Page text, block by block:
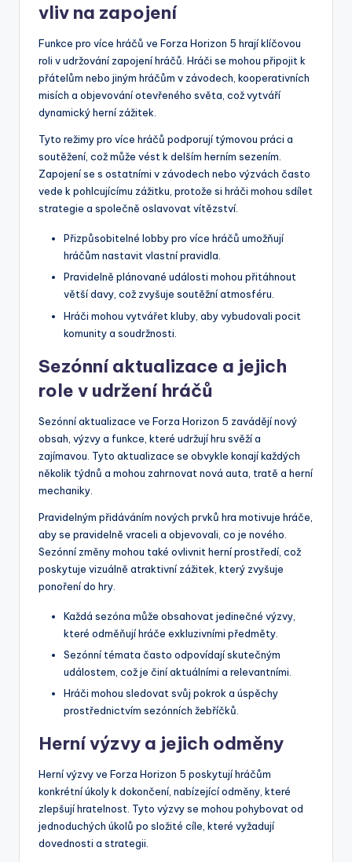
vliv na zapojení
Funkce pro více hráčů ve Forza Horizon 5 hrají klíčovou
roli v udržování zapojení hráčů. Hráči se mohou připojit k
přátelům nebo jiným hráčům v závodech, kooperativních
misích a objevování otevřeného světa, což vytváří
dynamický herní zážitek.
Tyto režimy pro více hráčů podporují týmovou práci a
soutěžení, což může vést k delším herním sezením.
Zapojení se s ostatními v závodech nebo výzvách často
vede k pohlcujícímu zážitku, protože si hráči mohou sdílet
strategie a společně oslavovat vítězství.
Přizpůsobitelné lobby pro více hráčů umožňují
hráčům nastavit vlastní pravidla.
Pravidelně plánované události mohou přitáhnout
větší davy, což zvyšuje soutěžní atmosféru.
Hráči mohou vytvářet kluby, aby vybudovali pocit
komunity a soudržnosti.
Sezónní aktualizace a jejich
role v udržení hráčů
Sezónní aktualizace ve Forza Horizon 5 zavádějí nový
obsah, výzvy a funkce, které udržují hru svěží a
zajímavou. Tyto aktualizace se obvykle konají každých
několik týdnů a mohou zahrnovat nová auta, tratě a herní
mechaniky.
Pravidelným přidáváním nových prvků hra motivuje hráče,
aby se pravidelně vraceli a objevovali, co je nového.
Sezónní změny mohou také ovlivnit herní prostředí, což
poskytuje vizuálně atraktivní zážitek, který zvyšuje
ponoření do hry.
Každá sezóna může obsahovat jedinečné výzvy,
které odměňují hráče exkluzivními předměty.
Sezónní témata často odpovídají skutečným
událostem, což je činí aktuálními a relevantními.
Hráči mohou sledovat svůj pokrok a úspěchy
prostřednictvím sezónních žebříčků.
Herní výzvy a jejich odměny
Herní výzvy ve Forza Horizon 5 poskytují hráčům
konkrétní úkoly k dokončení, nabízející odměny, které
zlepšují hratelnost. Tyto výzvy se mohou pohybovat od
jednoduchých úkolů po složité cíle, které vyžadují
dovednosti a strategii.